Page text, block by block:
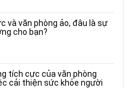
và văn phòng ảo, đâu là sự
cho bạn?
tích cực của văn phòng
cải thiện sức khỏe người